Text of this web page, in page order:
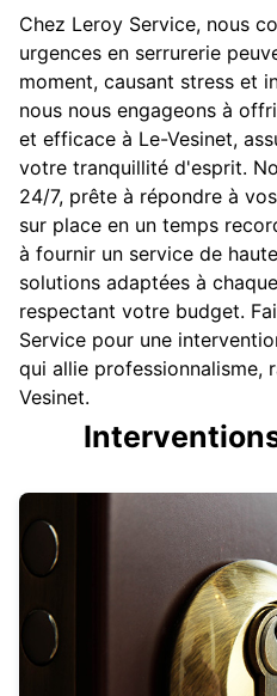
Chez Leroy Service, nous
urgences en serrurerie
moment, causant stress et
nous nous engageons à
et efficace à Le-Vesinet,
votre tranquillité d'esprit.
24/7, prête à répondre à
sur place en un temps
à fournir un service de
solutions adaptées à
respectant votre budget.
Service pour une
qui allie professionnalisme,
Vesinet.